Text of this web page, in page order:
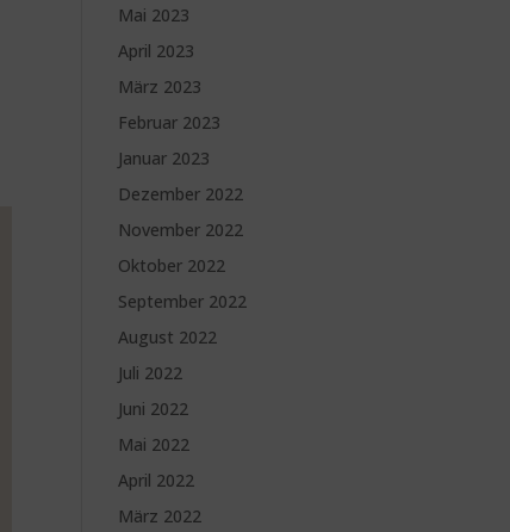
Mai 2023
April 2023
März 2023
Februar 2023
Januar 2023
Dezember 2022
November 2022
Oktober 2022
September 2022
August 2022
Juli 2022
Juni 2022
Mai 2022
April 2022
März 2022